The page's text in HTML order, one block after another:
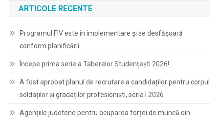
ARTICOLE RECENTE
Programul FIV este în implementare și se desfășoară
conform planificării
Începe prima serie a Taberelor Studențești 2026!
A fost aprobat planul de recrutare a candidaților pentru corpul
soldaților și gradaților profesioniști, seria I 2026
Agențiile judetene pentru ocuparea forței de muncă din